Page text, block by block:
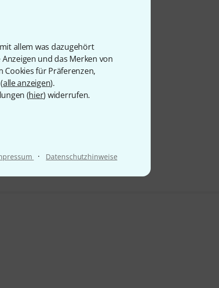
allem was dazugehört
und das Merken von
Cookies für Präferenzen,
alle anzeigen).
(hier) widerrufen.
· Datenschutzhinweise